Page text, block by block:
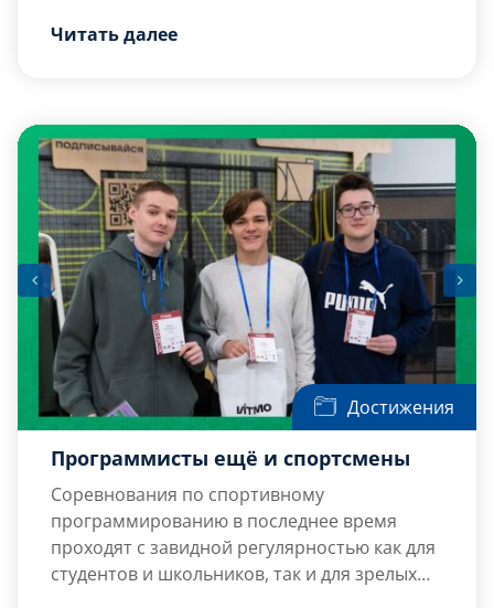
программированию (г. Тула), в которой 30
кафедры О7 «Информационные системы и
системы управления», И8 «Системы
приводов, мехатроника […]
Читать далее
Достижения
Программисты ещё и спортсмены
Соревнования по спортивному
программированию в последнее время
проходят с завидной регулярностью как для
студентов и школьников, так и для зрелых